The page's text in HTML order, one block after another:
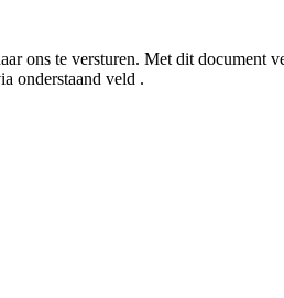
ons te versturen. Met dit
onderstaand veld .